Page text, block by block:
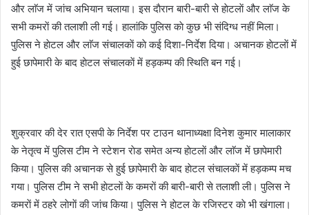
l
और लाॅज में जांच अभियान चलाया। इस दाैरान बारी-बारी से हाेटलाें और लाॅज के
सभी कमराें की तलाशी ली गई। हालांकि पुलिस काे कुछ भी संदिग्ध नहीं मिला।
पुलिस ने हाेटल और लाॅज संचालकाें काे कई दिशा-निर्देश दिया। अचानक हाेटलाें में
हुई छापेमारी के बाद हाेटल संचालकाें में हड़कम्प की स्थिति बन गई।
शुक्रवार की देर रात एसपी के निर्देश पर टाउन थानाध्यक्षा दिनेश कुमार मालाकार
के नेतृत्व में पुलिस टीम ने स्टेशन राेड समेत अन्य हाेटलाें और लाॅज में छापेमारी
किया। पुलिस की अचानक से हुई छापेमारी के बाद हाेटल संचालकाें में हड़कम्प मच
गया। पुलिस टीम ने सभी हाेटलाें के कमराें की बारी-बारी से तलाशी ली। पुलिस ने
कमराें में ठहरे लाेगाें की जांच किया। पुलिस ने हाेटल के रजिस्टर काे भी खंगाला।